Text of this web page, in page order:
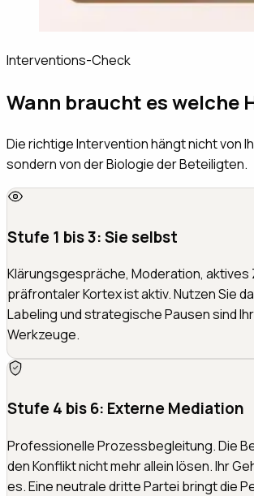
Interventions-Check
Wann braucht es welche
Die richtige Intervention hängt nicht von
sondern von der Biologie der Beteiligten.
Stufe 1 bis 3: Sie selbst
Klärungsgespräche, Moderation, aktives
präfrontaler Kortex ist aktiv. Nutzen Sie
Labeling und strategische Pausen sind
Werkzeuge.
Stufe 4 bis 6: Externe Mediation
Professionelle Prozessbegleitung. Die
den Konflikt nicht mehr allein lösen. Ihr
es. Eine neutrale dritte Partei bringt die